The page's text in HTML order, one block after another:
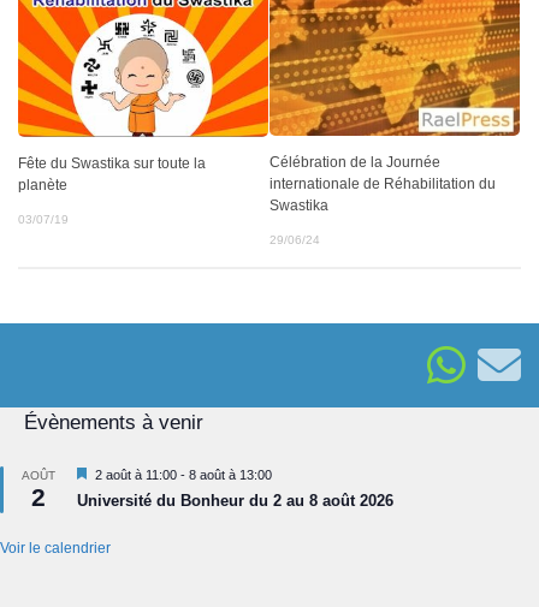
Fête du Swastika sur toute la
planète
03/07/19
Célébration de la Journée
internationale de Réhabilitation du
Swastika
29/06/24
Évènements à venir
AOÛT
2
Mis
en
avant
2 août à 11:00 - 8 août à 13:00
Université du Bonheur du 2 au 8 août 2026
Voir le calendrier